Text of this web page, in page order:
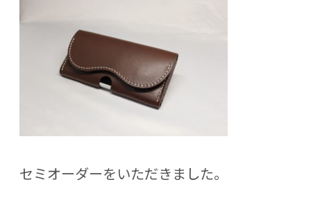
セミオーダーをいただきました。